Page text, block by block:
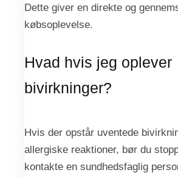
Dette giver en direkte og
købsoplevelse.
Hvad hvis jeg oplever
bivirkninger?
Hvis der opstår uventede
allergiske reaktioner, bør du
kontakte en sundhedsfaglig